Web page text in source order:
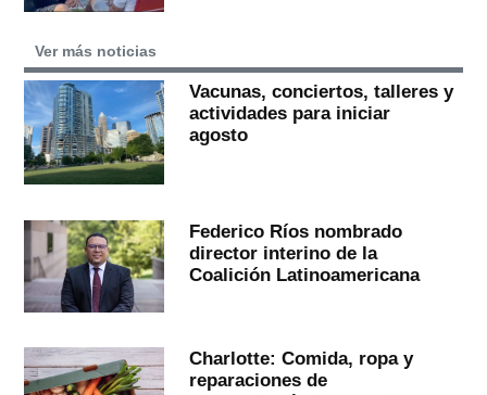
Ver más noticias
Vacunas, conciertos, talleres y
actividades para iniciar
agosto
Federico Ríos nombrado
director interino de la
Coalición Latinoamericana
Charlotte: Comida, ropa y
reparaciones de